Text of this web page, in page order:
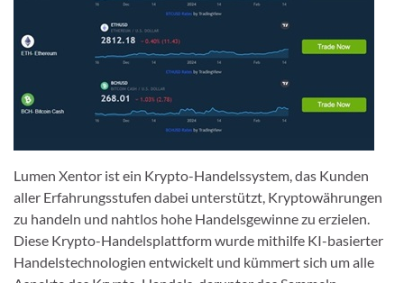
Lumen Xentor ist ein Krypto-Handelssystem, das Kunden
aller Erfahrungsstufen dabei unterstützt, Kryptowährungen
zu handeln und nahtlos hohe Handelsgewinne zu erzielen.
Diese Krypto-Handelsplattform wurde mithilfe KI-basierter
Handelstechnologien entwickelt und kümmert sich um alle